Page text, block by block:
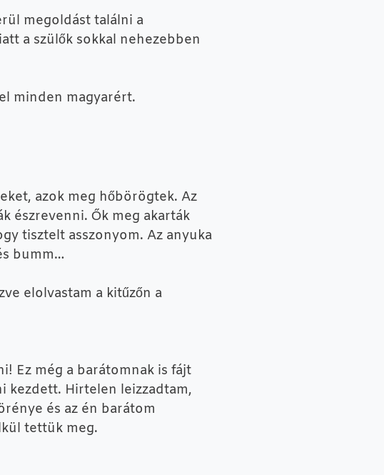
megoldást találni a
a szülők sokkal nehezebben
minden magyarért.
azok meg hőbörögtek. Az
észrevenni. Ők meg akarták
tisztelt asszonyom. Az anyuka
bumm…
elolvastam a kitűzőn a
Ez még a barátomnak is fájt
kezdett. Hirtelen leizzadtam,
és az én barátom
tettük meg.